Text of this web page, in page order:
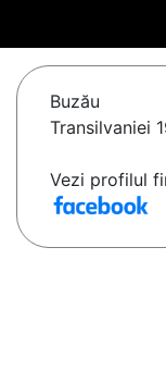
Buzău
Transilvaniei
Vezi profilul